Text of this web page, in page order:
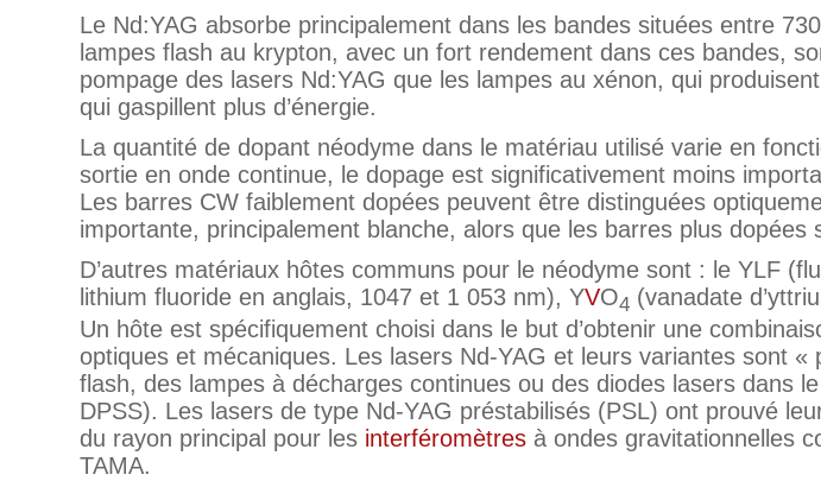
Le Nd:YAG absorbe principalement dans les bandes situées entre
lampes flash au krypton, avec un fort rendement dans ces bandes,
pompage des lasers Nd:YAG que les lampes au xénon, qui
qui gaspillent plus d’énergie.
La quantité de dopant néodyme dans le matériau utilisé varie en
sortie en onde continue, le dopage est significativement moins
Les barres CW faiblement dopées peuvent être distinguées
importante, principalement blanche, alors que les barres plus dopées
D’autres matériaux hôtes communs pour le néodyme sont : le YLF
lithium fluoride en anglais, 1047 et 1 053 nm), YVO4 (vanadate
Un hôte est spécifiquement choisi dans le but d’obtenir une
optiques et mécaniques. Les lasers Nd-YAG et leurs variantes sont
flash, des lampes à décharges continues ou des diodes lasers dans
DPSS). Les lasers de type Nd-YAG préstabilisés (PSL) ont prouvé
du rayon principal pour les interféromètres à ondes gravitationnelles
TAMA.